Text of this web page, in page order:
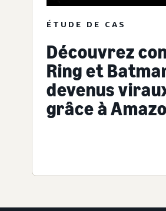
ÉTUDE DE CAS
Découvrez
Ring et
devenus
grâce à